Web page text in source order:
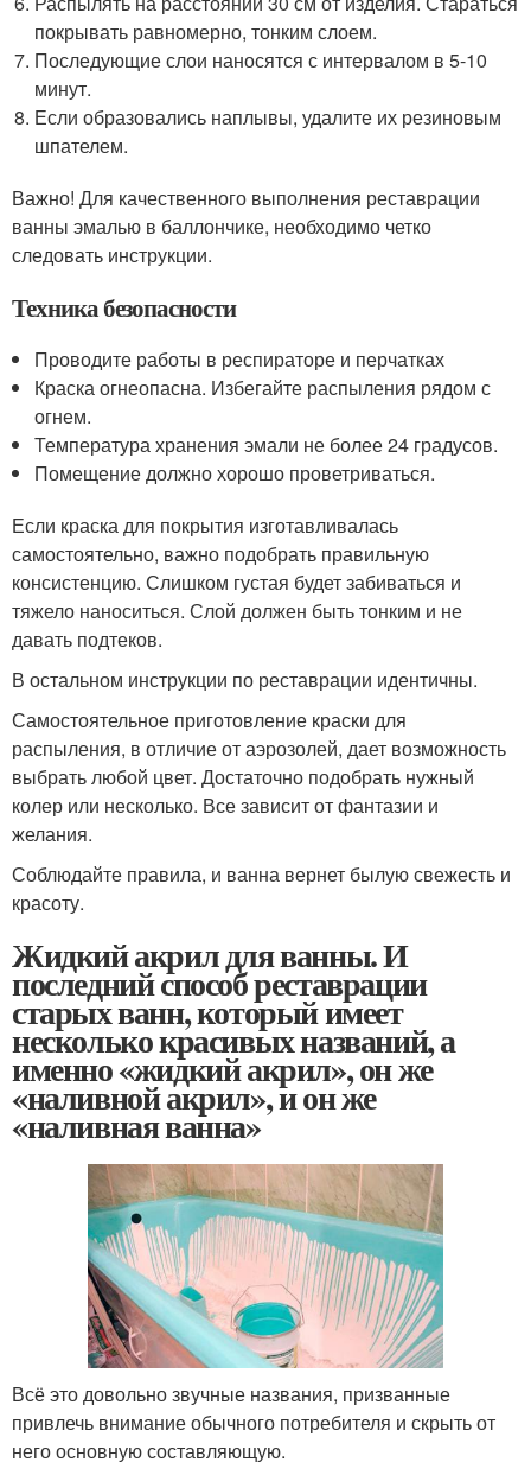
покрывать равномерно, тонким слоем.
Последующие слои наносятся с интервалом в 5-10
минут.
Если образовались наплывы, удалите их резиновым
шпателем.
Важно! Для качественного выполнения реставрации
ванны эмалью в баллончике, необходимо четко
следовать инструкции.
Техника безопасности
Проводите работы в респираторе и перчатках
Краска огнеопасна. Избегайте распыления рядом с
огнем.
Температура хранения эмали не более 24 градусов.
Помещение должно хорошо проветриваться.
Если краска для покрытия изготавливалась
самостоятельно, важно подобрать правильную
консистенцию. Слишком густая будет забиваться и
тяжело наноситься. Слой должен быть тонким и не
давать подтеков.
В остальном инструкции по реставрации идентичны.
Самостоятельное приготовление краски для
распыления, в отличие от аэрозолей, дает возможность
выбрать любой цвет. Достаточно подобрать нужный
колер или несколько. Все зависит от фантазии и
желания.
Соблюдайте правила, и ванна вернет былую свежесть и
красоту.
Жидкий акрил для ванны. И
последний способ реставрации
старых ванн, который имеет
несколько красивых названий, а
именно «жидкий акрил», он же
«наливной акрил», и он же
«наливная ванна»
Всё это довольно звучные названия, призванные
привлечь внимание обычного потребителя и скрыть от
него основную составляющую.